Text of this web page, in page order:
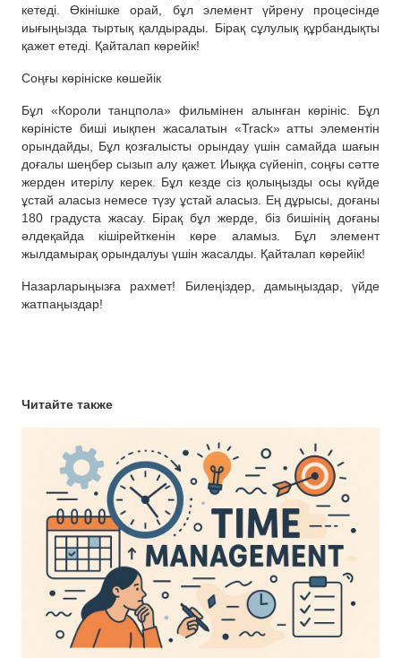
кетеді. Өкінішке орай, бұл элемент үйрену процесінде
иығыңызда тыртық қалдырады. Бірақ сұлулық құрбандықты
қажет етеді. Қайталап көрейік!
Соңғы көрініске көшейік
Бұл «Короли танцпола» фильмінен алынған көрініс. Бұл
көріністе биші иықпен жасалатын «Track» атты элементін
орындайды, Бұл қозғалысты орындау үшін самайда шағын
доғалы шеңбер сызып алу қажет. Иыққа сүйеніп, соңғы сәтте
жерден итерілу керек. Бұл кезде сіз қолыңызды осы күйде
ұстай аласыз немесе түзу ұстай аласыз. Ең дұрысы, доғаны
180 градуста жасау. Бірақ бұл жерде, біз бишінің доғаны
әлдеқайда кішірейткенін көре аламыз. Бұл элемент
жылдамырақ орындалуы үшін жасалды. Қайталап көрейік!
Назарларыңызға рахмет! Билеңіздер, дамыңыздар, үйде
жатпаңыздар!
Читайте также